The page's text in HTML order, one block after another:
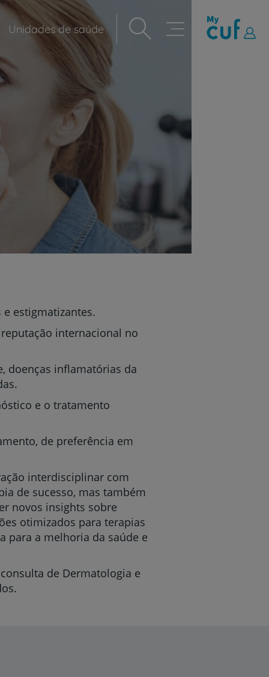
Navegação
Unidades de saúde
estigmatizantes.
internacional no
doenças inflamatórias da
e o tratamento
de preferência em
interdisciplinar com
de sucesso, mas também
novos insights sobre
otimizados para terapias
para a melhoria da saúde e
de Dermatologia e